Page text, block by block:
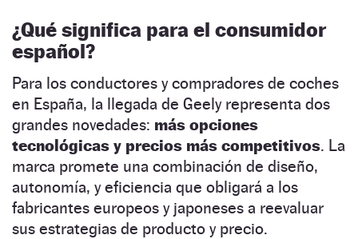
¿Qué significa para el consumidor
español?
Para los conductores y compradores de coches
en España, la llegada de Geely representa dos
grandes novedades: más opciones
tecnológicas y precios más competitivos. La
marca promete una combinación de diseño,
autonomía, y eficiencia que obligará a los
fabricantes europeos y japoneses a reevaluar
sus estrategias de producto y precio.